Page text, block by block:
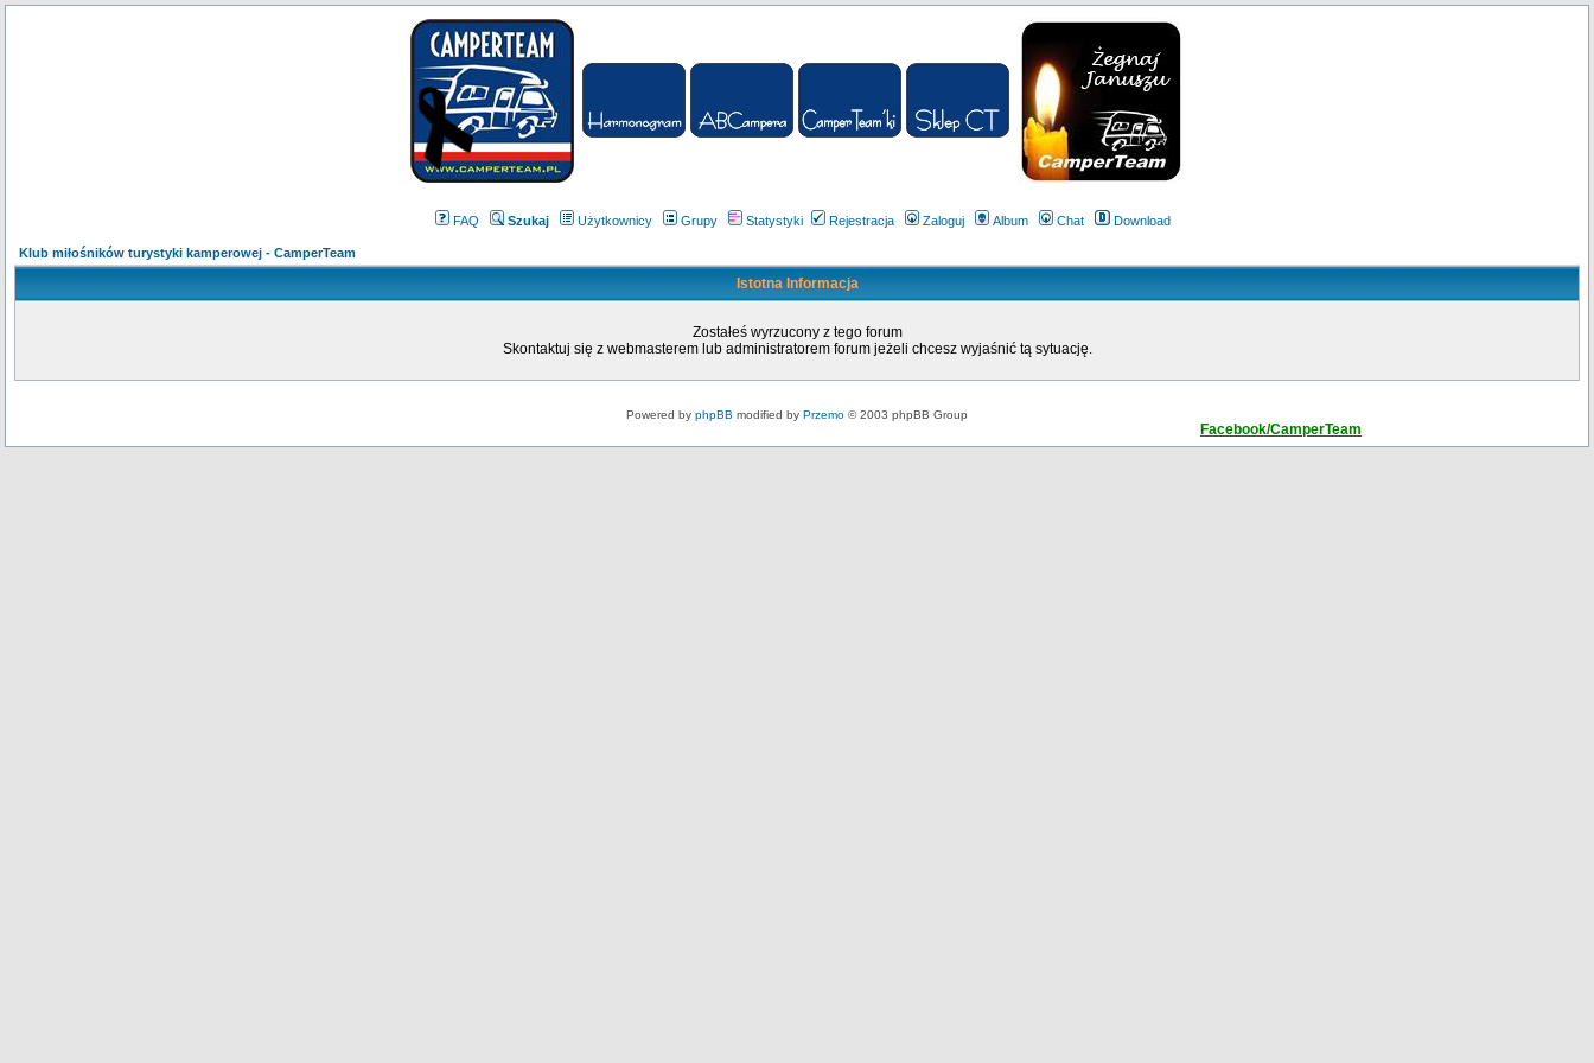
FAQ Szukaj Użytkownicy Grupy Statystyki Rejestracja Zaloguj Album Chat Download
Klub miłośników turystyki kamperowej - CamperTeam
Istotna Informacja
Zostałeś wyrzucony z tego forum
Skontaktuj się z webmasterem lub administratorem forum jeżeli chcesz wyjaśnić tą sytuację.
Powered by phpBB modified by Przemo © 2003 phpBB Group
Facebook/CamperTeam